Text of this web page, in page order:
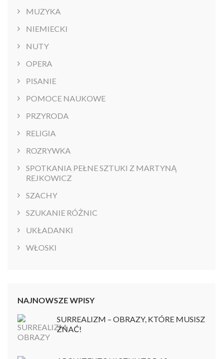
MUZYKA
NIEMIECKI
NUTY
OPERA
PISANIE
POMOCE NAUKOWE
PRZYRODA
RELIGIA
ROZRYWKA
SPOTKANIA PEŁNE SZTUKI Z MARTYNĄ
REJKOWICZ
SZACHY
SZUKANIE RÓŻNIC
UKŁADANKI
WŁOSKI
NAJNOWSZE WPISY
SURREALIZM – OBRAZY, KTÓRE MUSISZ
ZNAĆ!